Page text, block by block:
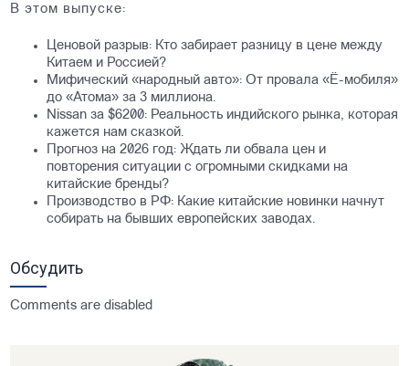
В этом выпуске:
Ценовой разрыв: Кто забирает разницу в цене между
Китаем и Россией?
Мифический «народный авто»: От провала «Ё-мобиля»
до «Атома» за 3 миллиона.
Nissan за $6200: Реальность индийского рынка, которая
кажется нам сказкой.
Прогноз на 2026 год: Ждать ли обвала цен и
повторения ситуации с огромными скидками на
китайские бренды?
Производство в РФ: Какие китайские новинки начнут
собирать на бывших европейских заводах.
Обсудить
Comments are disabled